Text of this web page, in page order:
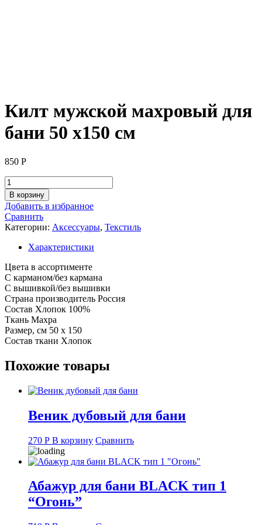
Килт мужской махровый для
бани 50 х150 см
850 Р
Количество
товара
Килт
мужской
махровый
для
бани
х150
см
В корзину
Добавить в избранное
Сравнить
Категории: Аксессуары, Текстиль
Характеристики
Цвета в ассортименте
С карманом/без кармана
С вышивкой/без вышивки
Страна производитель Россия
Состав Хлопок 100%
Ткань Махра
Размер, см 50 х 150
Состав ткани Хлопок
Похожие товары
Веник дубовый для бани
270 Р В корзину Сравнить
Абажур для бани BLACK тип 1
“Огонь”